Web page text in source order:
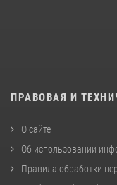
ПРАВОВАЯ И
О сайте
Об использовании
Правила обработки